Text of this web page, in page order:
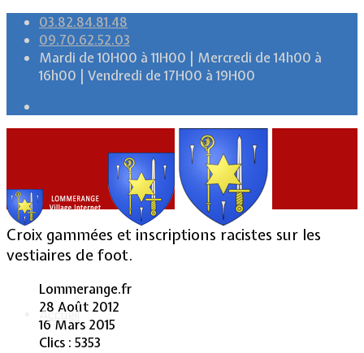
03.82.84.81.48
09.70.62.52.03
Mardi de 10H00 à 11H00 | Mercredi de 14h00 à
16h00 | Vendredi de 17H00 à 19H00
Accueil
Croix gammées et inscriptions racistes sur les
vestiaires de foot.
Lommerange.fr
28 Août 2012
16 Mars 2015
Clics : 5353